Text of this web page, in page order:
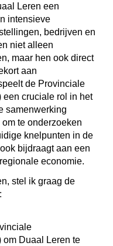
Leren een
intensieve
bedrijven en
niet alleen
maar hen ook direct
aan
de Provinciale
cruciale rol in het
samenwerking
te onderzoeken
knelpunten in de
bijdraagt aan een
economie.
stel ik graag de
Duaal Leren te